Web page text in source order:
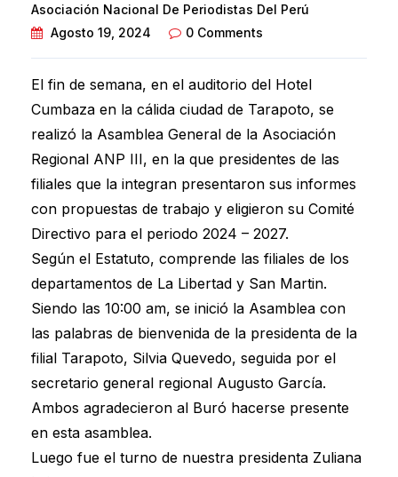
Asociación Nacional De Periodistas Del Perú
Agosto 19, 2024
0 Comments
El fin de semana, en el auditorio del Hotel
Cumbaza en la cálida ciudad de Tarapoto, se
realizó la Asamblea General de la Asociación
Regional ANP III, en la que presidentes de las
filiales que la integran presentaron sus informes
con propuestas de trabajo y eligieron su Comité
Directivo para el periodo 2024 – 2027.
Según el Estatuto, comprende las filiales de los
departamentos de La Libertad y San Martin.
Siendo las 10:00 am, se inició la Asamblea con
las palabras de bienvenida de la presidenta de la
filial Tarapoto, Silvia Quevedo, seguida por el
secretario general regional Augusto García.
Ambos agradecieron al Buró hacerse presente
en esta asamblea.
Luego fue el turno de nuestra presidenta Zuliana